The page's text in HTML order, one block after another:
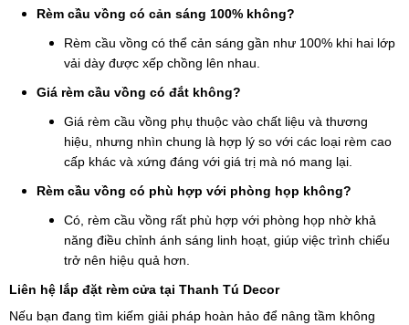
Rèm cầu vồng có cản sáng 100% không?
Rèm cầu vồng có thể cản sáng gần như 100% khi hai lớp
vải dày được xếp chồng lên nhau.
Giá rèm cầu vồng có đắt không?
Giá rèm cầu vồng phụ thuộc vào chất liệu và thương
hiệu, nhưng nhìn chung là hợp lý so với các loại rèm cao
cấp khác và xứng đáng với giá trị mà nó mang lại.
Rèm cầu vồng có phù hợp với phòng họp không?
Có, rèm cầu vồng rất phù hợp với phòng họp nhờ khả
năng điều chỉnh ánh sáng linh hoạt, giúp việc trình chiếu
trở nên hiệu quả hơn.
Liên hệ lắp đặt rèm cửa tại Thanh Tú Decor
Nếu bạn đang tìm kiếm giải pháp hoàn hảo để nâng tầm không